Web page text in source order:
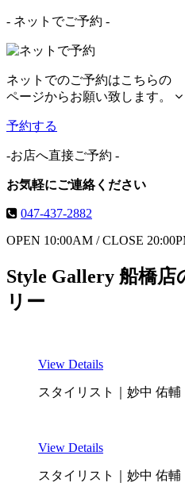
- ネットでご予約 -
ネットでのご予約はこちらの
ページからお願い致します。
予約する
-お店へ直接ご予約 -
お気軽にご連絡ください
047-437-2882
OPEN 10:00AM /CLOSE
Style Gallery 船橋店
リー
View Details
スタイリスト｜妙中 佑輔
View Details
スタイリスト｜妙中 佑輔